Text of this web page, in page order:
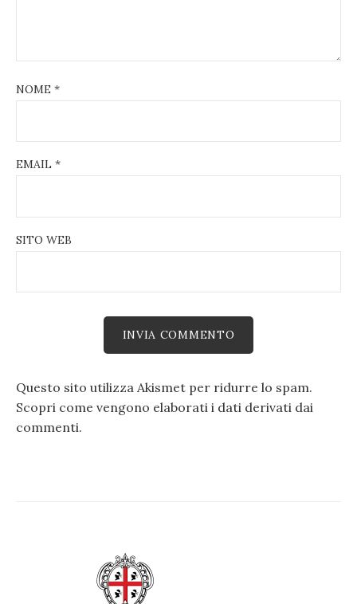
NOME *
EMAIL *
SITO WEB
Questo sito utilizza Akismet per ridurre lo spam.
Scopri come vengono elaborati i dati derivati dai
commenti.